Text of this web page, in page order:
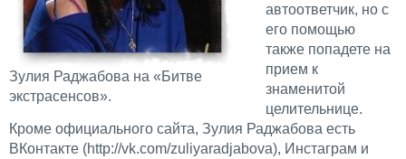
Зулия Раджабова на «Битве
экстрасенсов».
автоответчик, но с
его помощью
также попадете на
прием к
знаменитой
целительнице.
Кроме официального сайта, Зулия Раджабова есть
ВКонтакте (http://vk.com/zuliyaradjabova), Инстаграм и